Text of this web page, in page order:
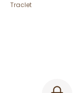
Traclet